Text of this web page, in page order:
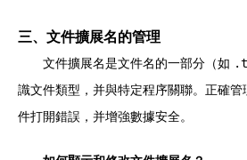
三、文件擴展名的管理
文件擴展名是文件名的一部分（如
識文件類型，并與特定程序關聯。正確
件打開錯誤，并增強數據安全。